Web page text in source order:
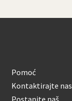
Pomoć
Kontaktirajte nas
Postanite naš